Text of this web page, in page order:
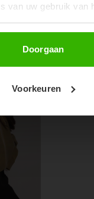
van uw gebruik van
Doorgaan
Voorkeuren